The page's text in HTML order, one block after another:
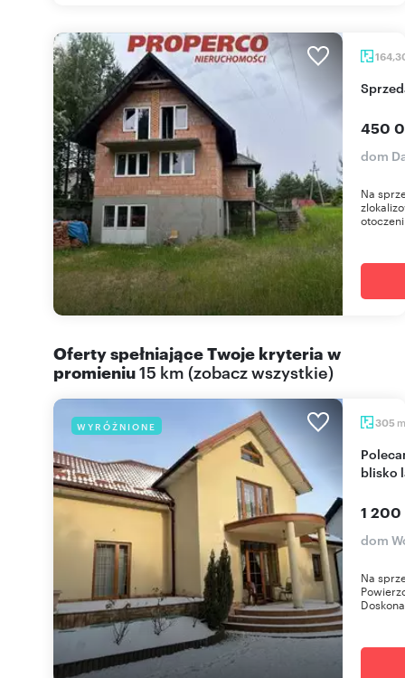
450
dom
Na
Oferty spełniające Twoje kryteria w
promieniu15 km (zobacz wszystkie)
WYRÓŻNIONE 305 m
Polecam przestronny dom 305 m² z potencjałem,
blisko
1 200
dom
Na